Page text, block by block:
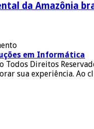
da Amazônia
em Informática
Direitos
sua experiência. Ao